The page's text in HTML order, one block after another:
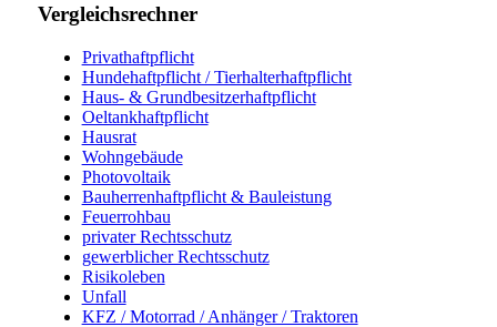
Vergleichsrechner
Privathaftpflicht
Hundehaftpflicht / Tierhalterhaftpflicht
Haus- & Grundbesitzerhaftpflicht
Oeltankhaftpflicht
Hausrat
Wohngebäude
Photovoltaik
Bauherrenhaftpflicht & Bauleistung
Feuerrohbau
privater Rechtsschutz
gewerblicher Rechtsschutz
Risikoleben
Unfall
KFZ / Motorrad / Anhänger / Traktoren